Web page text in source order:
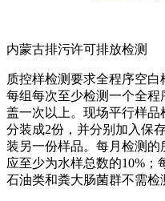
内蒙古排污许可排放检测
质控样检测要求全程序空白
每组每次至少检测一个全
盖一次以上。现场平行样
分装成2份，并分别加入保
装另一份样品。每月检测
应至少为水样总数的10%；
石油类和粪大肠菌群不需检